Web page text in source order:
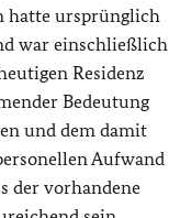
hatte ursprünglich
war einschließlich
Residenz
Bedeutung
und dem damit
Aufwand
der vorhandene